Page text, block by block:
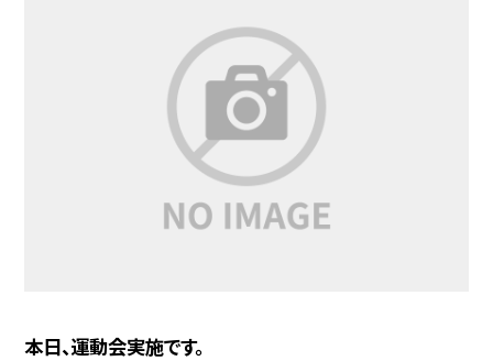
本日、運動会実施です。